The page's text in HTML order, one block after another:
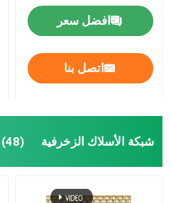
جولة في المصنع
مراقبة الجودة
اتصل بنا
افضل سعر
اتصل بنا
شبكة الأسلاك الزخرفية (48)